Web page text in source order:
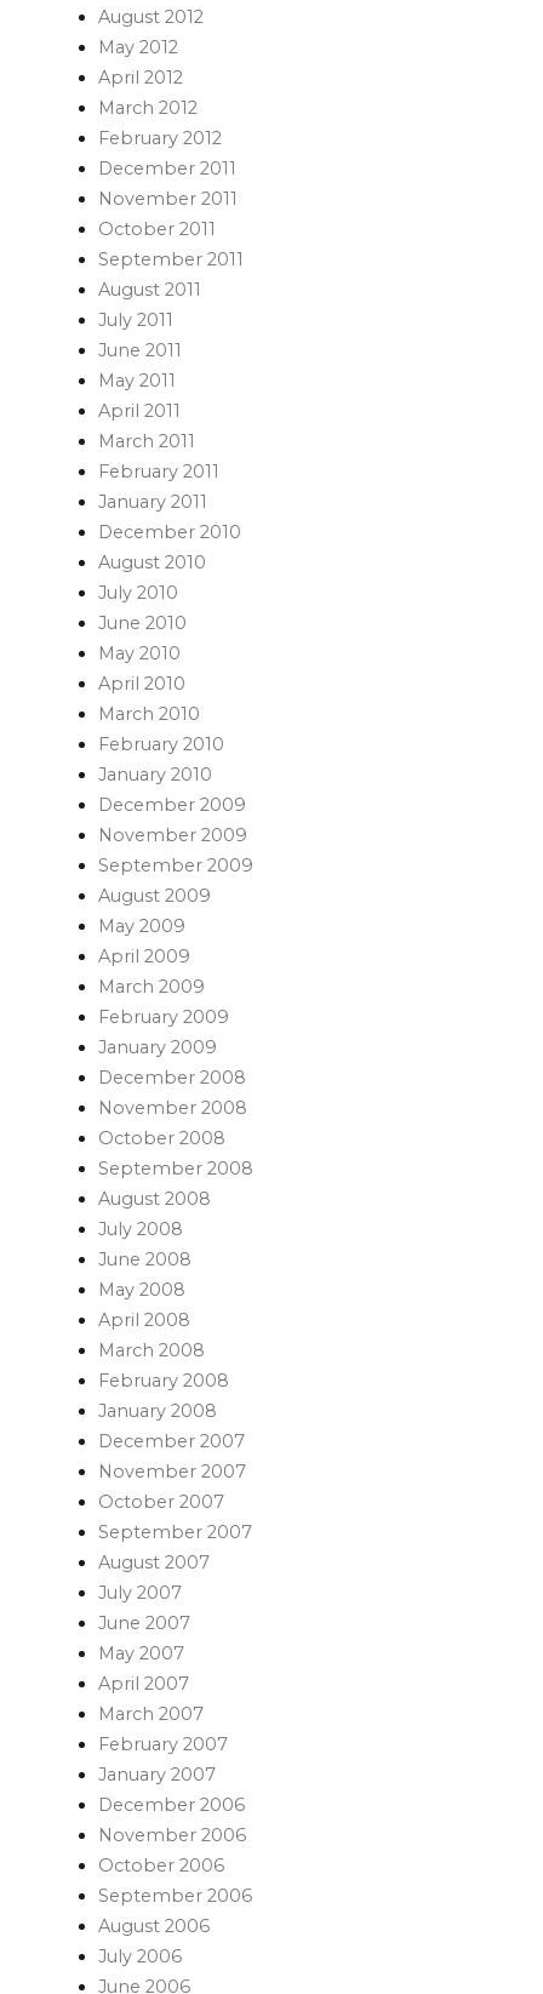
August 2012
May 2012
April 2012
March 2012
February 2012
December 2011
November 2011
October 2011
September 2011
August 2011
July 2011
June 2011
May 2011
April 2011
March 2011
February 2011
January 2011
December 2010
August 2010
July 2010
June 2010
May 2010
April 2010
March 2010
February 2010
January 2010
December 2009
November 2009
September 2009
August 2009
May 2009
April 2009
March 2009
February 2009
January 2009
December 2008
November 2008
October 2008
September 2008
August 2008
July 2008
June 2008
May 2008
April 2008
March 2008
February 2008
January 2008
December 2007
November 2007
October 2007
September 2007
August 2007
July 2007
June 2007
May 2007
April 2007
March 2007
February 2007
January 2007
December 2006
November 2006
October 2006
September 2006
August 2006
July 2006
June 2006